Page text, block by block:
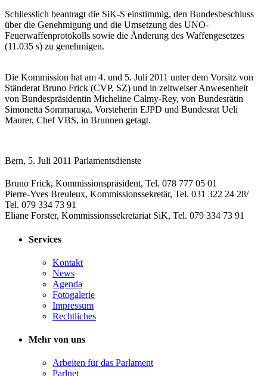
Schliesslich beantragt die SiK-S einstimmig, den Bundesbeschluss
über die Genehmigung und die Umsetzung des UNO-
Feuerwaffenprotokolls sowie die Änderung des Waffengesetzes
(11.035 s) zu genehmigen.
Die Kommission hat am 4. und 5. Juli 2011 unter dem Vorsitz von
Ständerat Bruno Frick (CVP, SZ) und in zeitweiser Anwesenheit
von Bundespräsidentin Micheline Calmy-Rey, von Bundesrätin
Simonetta Sommaruga, Vorsteherin EJPD und Bundesrat Ueli
Maurer, Chef VBS, in Brunnen getagt.
Bern, 5. Juli 2011 Parlamentsdienste
Bruno Frick, Kommissionspräsident, Tel. 078 777 05 01
Pierre-Yves Breuleux, Kommissionssekretär, Tel. 031 322 24 28/
Tel. 079 334 73 91
Eliane Forster, Kommissionssekretariat SiK, Tel. 079 334 73 91
Services
Kontakt
News
Agenda
Fotogalerie
Impressum
Rechtliches
Mehr von uns
Arbeiten für das Parlament
Parlnet